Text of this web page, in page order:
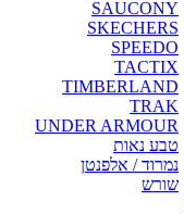
SAUCONY
SKECHERS
SPEEDO
TACTIX
TIMBERLAND
TRAK
UNDER ARMOUR
טבע נאות
נמרוד / אלפנטן
שורש